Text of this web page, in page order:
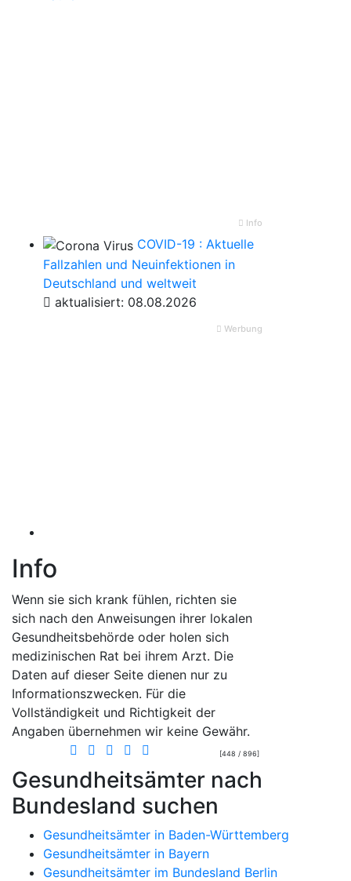
Info
COVID-19 : Aktuelle
Fallzahlen und Neuinfektionen in
Deutschland und weltweit
aktualisiert: 08.08.2026
Werbung
Info
Wenn sie sich krank fühlen, richten sie
sich nach den Anweisungen ihrer lokalen
Gesundheitsbehörde oder holen sich
medizinischen Rat bei ihrem Arzt. Die
Daten auf dieser Seite dienen nur zu
Informationszwecken. Für die
Vollständigkeit und Richtigkeit der
Angaben übernehmen wir keine Gewähr.
[448 / 896]
Gesundheitsämter nach
Bundesland suchen
Gesundheitsämter in Baden-Württemberg
Gesundheitsämter in Bayern
Gesundheitsämter im Bundesland Berlin